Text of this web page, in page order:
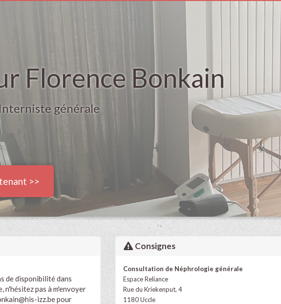
Florence Bonkain
générale
>>
de disponibilité dans
n'hésitez pas à m'envoyer
izz.bepour
Consignes
Consultation de Néphrologie générale
Espace Reliance
Rue du Kriekenput, 4
1180 Uccle